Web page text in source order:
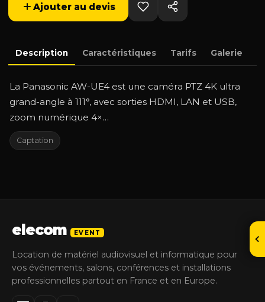
Ajouter au devis
Description Caractéristiques Tarifs Galerie
La Panasonic AW-UE4 est une caméra PTZ 4K ultra
grand-angle à 111°, avec sorties HDMI, LAN et USB,
zoom numérique 4×…
Captation
elecom EVENT
Location de matériel audiovisuel et informatique pour
vos événements, salons, conférences et installations
professionnelles partout en France et en Europe.